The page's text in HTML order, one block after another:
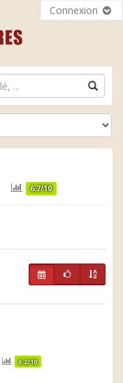
Connexion
6.7/10
6.2/10